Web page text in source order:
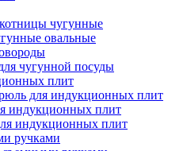
чугунные
овальные
чугунной посуды
плит
для индукционных плит
индукционных плит
индукционных плит
ручками